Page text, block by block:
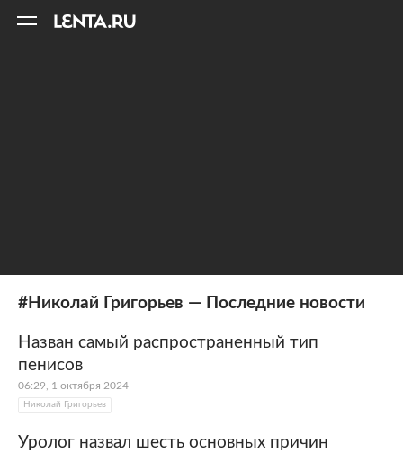
#Николай Григорьев — Последние новости
Назван самый распространенный тип
пенисов
06:29, 1 октября 2024
Николай Григорьев
Уролог назвал шесть основных причин